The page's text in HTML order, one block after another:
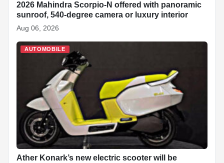
2026 Mahindra Scorpio-N offered with panoramic
sunroof, 540-degree camera or luxury interior
Aug 06, 2026
AUTOMOBILE
Ather Konark’s new electric scooter will be